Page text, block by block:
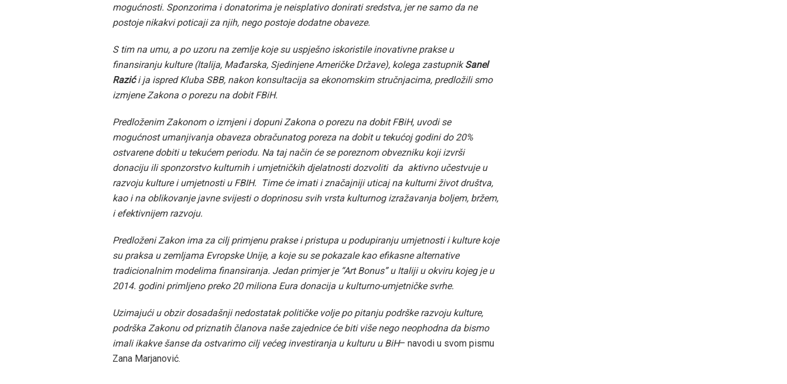
mogućnosti. Sponzorima i donatorima je neisplativo donirati sredstva, jer ne samo da ne
postoje nikakvi poticaji za njih, nego postoje dodatne obaveze.
S tim na umu, a po uzoru na zemlje koje su uspješno iskoristile inovativne prakse u
finansiranju kulture (Italija, Mađarska, Sjedinjene Američke Države), kolega zastupnikSanel
Razići ja ispred Kluba SBB, nakon konsultacija sa ekonomskim stručnjacima, predložili smo
izmjene Zakona o porezu na dobit FBiH.
Predloženim Zakonom o izmjeni i dopuni Zakona o porezu na dobit FBiH, uvodi se
mogućnost umanjivanja obaveza obračunatog poreza na dobit u tekućoj godini do 20%
ostvarene dobiti u tekućem periodu. Na taj način će se poreznom obvezniku koji izvrši
donaciju ili sponzorstvo kulturnih i umjetničkih djelatnosti dozvoliti da aktivno učestvuje u
razvoju kulture i umjetnosti u FBIH. Time će imati i značajniji uticaj na kulturni život društva,
kao i na oblikovanje javne svijesti o doprinosu svih vrsta kulturnog izražavanja boljem, bržem,
i efektivnijem razvoju.
Predloženi Zakon ima za cilj primjenu prakse i pristupa u podupiranju umjetnosti i kulture koje
su praksa u zemljama Evropske Unije, a koje su se pokazale kao efikasne alternative
tradicionalnim modelima finansiranja. Jedan primjer je “Art Bonus” u Italiji u okviru kojeg je u
2014. godini primljeno preko 20 miliona Eura donacija u kulturno-umjetničke svrhe.
Uzimajući u obzir dosadašnji nedostatak političke volje po pitanju podrške razvoju kulture,
podrška Zakonu od priznatih članova naše zajednice će biti više nego neophodna da bismo
imali ikakve šanse da ostvarimo cilj većeg investiranja u kulturu u BiH– navodi u svom pismu
Zana Marjanović.